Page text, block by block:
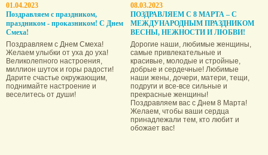
01.04.2023
Поздравляем с праздником,
праздником - проказником! С Днем
Смеха!
Поздравляем с Днем Смеха!
Желаем улыбки от уха до уха!
Великолепного настроения,
миллион шуток и горы радости!
Дарите счастье окружающим,
поднимайте настроение и
веселитесь от души!
08.03.2023
ПОЗДРАВЛЯЕМ С 8 МАРТА – С
МЕЖДУНАРОДНЫМ ПРАЗДНИКОМ
ВЕСНЫ, НЕЖНОСТИ И ЛЮБВИ!
Дорогие наши, любимые женщины,
самые привлекательные и
красивые, молодые и стройные,
добрые и сердечные! Любимые
наши жены, дочери, матери, тещи,
подруги и все-все сильные и
прекрасные женщины!
Поздравляем вас с Днем 8 Марта!
Желаем, чтобы ваши сердца
принадлежали тем, кто любит и
обожает вас!